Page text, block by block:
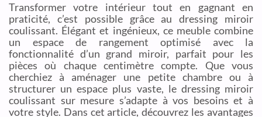
Transformer votre intérieur tout en gagnant en
praticité, c’est possible grâce au dressing miroir
coulissant. Élégant et ingénieux, ce meuble combine
un espace de rangement optimisé avec la
fonctionnalité d’un grand miroir, parfait pour les
pièces où chaque centimètre compte. Que vous
cherchiez à aménager une petite chambre ou à
structurer un espace plus vaste, le dressing miroir
coulissant sur mesure s’adapte à vos besoins et à
votre style. Dans cet article, découvrez les avantages